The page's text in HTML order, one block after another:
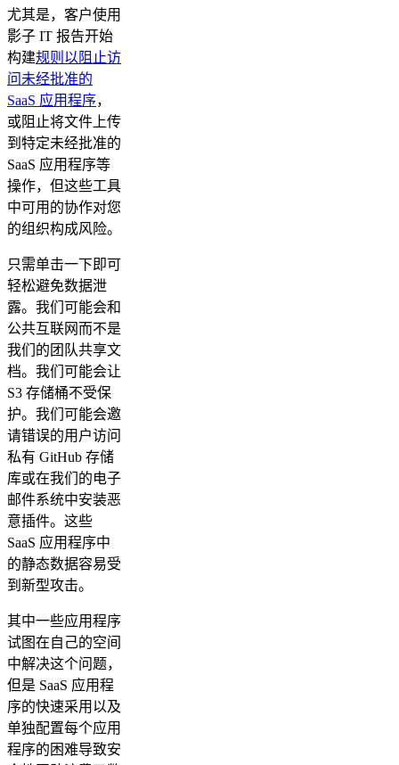
尤其是，客户使用
影子 IT 报告开始
构建规则以阻止访
问未经批准的
SaaS 应用程序，
或阻止将文件上传
到特定未经批准的
SaaS 应用程序等
操作，但这些工具
中可用的协作对您
的组织构成风险。
只需单击一下即可
轻松避免数据泄
露。我们可能会和
公共互联网而不是
我们的团队共享文
档。我们可能会让
S3 存储桶不受保
护。我们可能会邀
请错误的用户访问
私有 GitHub 存储
库或在我们的电子
邮件系统中安装恶
意插件。这些
SaaS 应用程序中
的静态数据容易受
到新型攻击。
其中一些应用程序
试图在自己的空间
中解决这个问题，
但是 SaaS 应用程
序的快速采用以及
单独配置每个应用
程序的困难导致安